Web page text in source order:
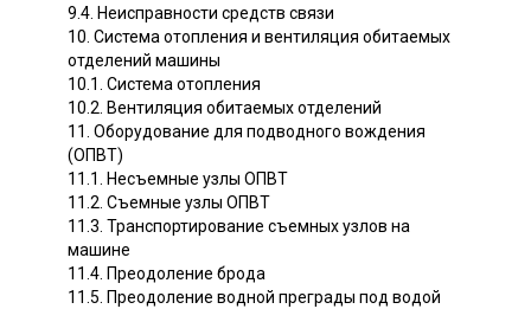
9.4. Неисправности средств связи
10. Система отопления и вентиляция обитаемых
отделений машины
10.1. Система отопления
10.2. Вентиляция обитаемых отделений
11. Оборудование для подводного вождения
(ОПВТ)
11.1. Несъемные узлы ОПВТ
11.2. Съемные узлы ОПВТ
11.3. Транспортирование съемных узлов на
машине
11.4. Преодоление брода
11.5. Преодоление водной преграды под водой